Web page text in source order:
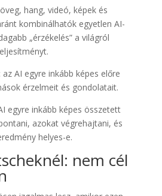
hang, videó, képek és
kombinálhatók egyetlen AI-
„érzékelés” a világról
AI egyre inkább képes előre
érzelmeit és gondolatait.
egyre inkább képes összetett
azokat végrehajtani, és
helyes-e.
nem cél